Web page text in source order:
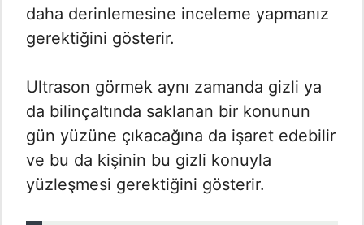
daha derinlemesine inceleme yapmanız
gerektiğini gösterir.
Ultrason görmek aynı zamanda gizli ya
da bilinçaltında saklanan bir konunun
gün yüzüne çıkacağına da işaret edebilir
ve bu da kişinin bu gizli konuyla
yüzleşmesi gerektiğini gösterir.